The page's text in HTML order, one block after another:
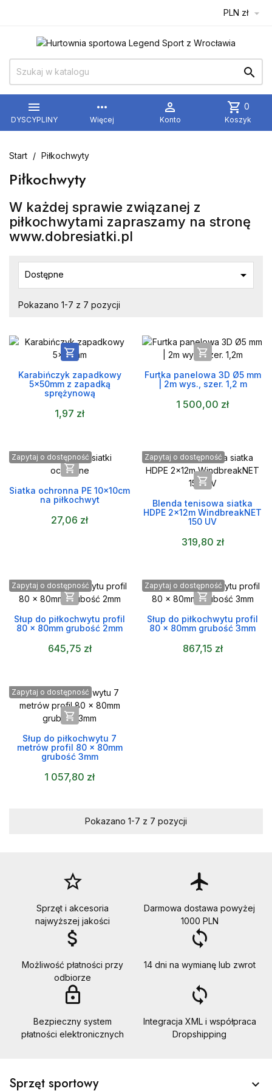
PLN zł 


DYSCYPLINY
more_horiz
Więcej

Konto
shopping_cart 0
Koszyk
Start Piłkochwyty
Piłkochwyty
W każdej sprawie związanej z
piłkochwytami zapraszamy na stronę
www.dobresiatki.pl
Dostępne 
Pokazano 1-7 z 7 pozycji

Karabińczyk zapadkowy
5x50mm z zapadką
sprężynową
1,97 zł

Furtka panelowa 3D Ø5 mm
| 2m wys., szer. 1,2 m
1 500,00 zł
Zapytaj o dostępność

Siatka ochronna PE 10x10cm
na piłkochwyt
27,06 zł
Zapytaj o dostępność

Blenda tenisowa siatka
HDPE 2x12m WindbreakNET
150 UV
319,80 zł
Zapytaj o dostępność

Słup do piłkochwytu profil
80 x 80mm grubość 2mm
645,75 zł
Zapytaj o dostępność

Słup do piłkochwytu profil
80 x 80mm grubość 3mm
867,15 zł
Zapytaj o dostępność

Słup do piłkochwytu 7
metrów profil 80 x 80mm
grubość 3mm
1 057,80 zł
Pokazano 1-7 z 7 pozycji
star_border
Sprzęt i akcesoria
najwyższej jakości
flight
Darmowa dostawa powyżej
1000 PLN
attach_money
Możliwość płatności przy
odbiorze
loop
14 dni na wymianę lub zwrot
lock_outline
Bezpieczny system
płatności elektronicznych
loop
Integracja XML i współpraca
Dropshipping
Sprzęt sportowy 